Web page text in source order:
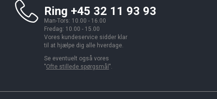
Ring +45 32 11 93 93
Man-Tors: 10.00 - 16.00
Fredag: 10.00 - 15.00
Vores kundeservice sidder klar
til at hjælpe dig alle hverdage.
Se eventuelt også vores
"Ofte stillede spørgsmål ".